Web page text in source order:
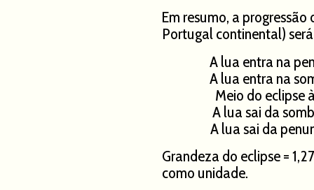
Em resumo, a
Portugal continental)
A lua entra na
A lua entra na
Meio do
A lua sai da
A lua sai da
Grandeza do eclipse =
como unidade.